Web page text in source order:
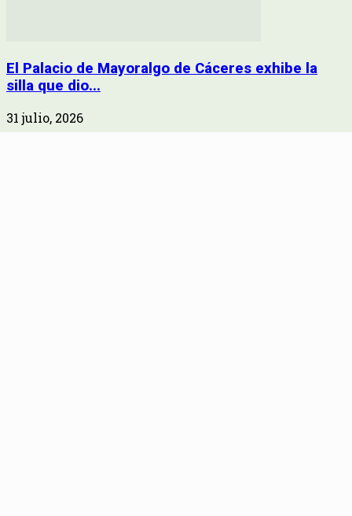
El Palacio de Mayoralgo de Cáceres exhibe la
silla que dio...
31 julio, 2026